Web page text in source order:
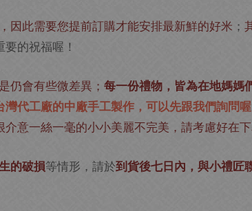
，因此需要您提前訂購才能安排最新鮮的好米 ；
的祝福喔！
仍會有些微差異； 每一份禮物，皆為在地媽媽
代工廠的中廠手工製作，可以先跟我們詢問喔
意一絲一毫的小小美麗不完美，請考慮好在下
的破損等情形，請於到貨後七日內，與小禮匠